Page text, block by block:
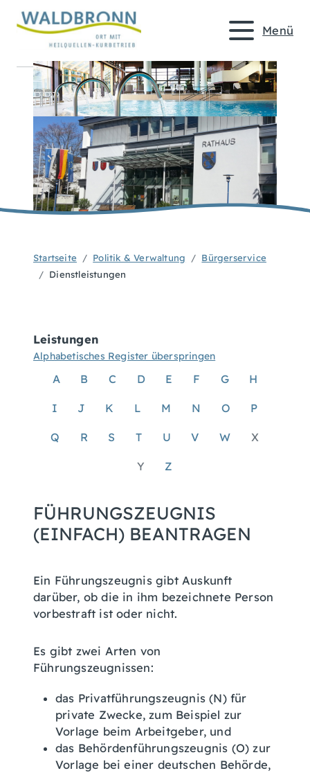
Menü
Startseite Politik & Verwaltung
Bürgerservice
Dienstleistungen
Leistungen
Alphabetisches Register überspringen
A B C D E F G H
I J K L M N O P
Q R S T U V W X
Y Z
FÜHRUNGSZEUGNIS
(EINFACH) BEANTRAGEN
Ein Führungszeugnis gibt Auskunft
darüber, ob die in ihm bezeichnete Person
vorbestraft ist oder nicht.
Es gibt zwei Arten von
Führungszeugnissen:
das Privatführungszeugnis (N) für
private Zwecke, zum Beispiel zur
Vorlage beim Arbeitgeber, und
das Behördenführungszeugnis (O) zur
Vorlage bei einer deutschen Behörde,